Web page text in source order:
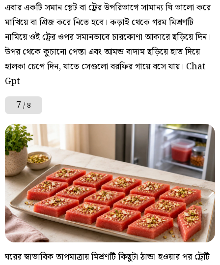
এবার একটি সমান প্লেট বা ট্রের উপরিভাগে সামান্য ঘি ভালো করে
মাখিয়ে বা গ্রিজ করে নিতে হবে। কড়াই থেকে গরম মিশ্রণটি
নামিয়ে ওই ট্রের ওপর সমানভাবে চারকোণা আকারে ছড়িয়ে দিন।
উপর থেকে কুচানো পেস্তা এবং আমন্ড বাদাম ছড়িয়ে হাত দিয়ে
হালকা চেপে দিন, যাতে সেগুলো বরফির গায়ে বসে যায়। Chat
Gpt
7 / 8
ঘরের স্বাভাবিক তাপমাত্রায় মিশ্রণটি কিছুটা ঠান্ডা হওয়ার পর ট্রেটি